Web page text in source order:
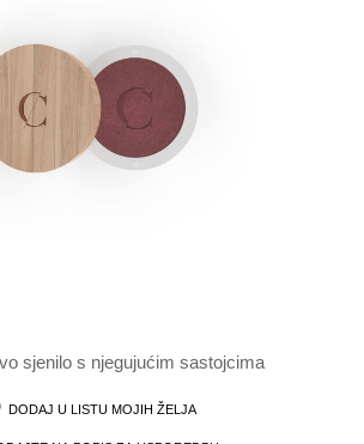
sjenilo s njegujućim sastojcima